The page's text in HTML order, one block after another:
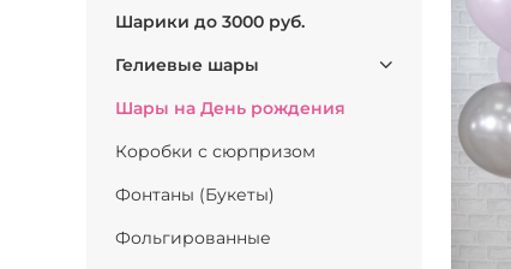
Шарики до 3000 руб.
Гелиевые шары
Шары на День рождения
Коробки с сюрпризом
Фонтаны (Букеты)
Фольгированные